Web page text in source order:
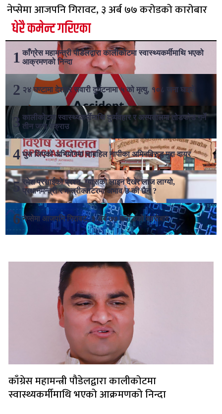
नेप्सेमा आजपनि गिरावट, ३ अर्ब ७७ करोडको कारोबार
धेरै कमेन्ट गरिएका
काँग्रेस महामन्त्री पौडेलद्वारा कालीकोटमा स्वास्थ्यकर्मीमाथि भएको
आक्रमणको निन्दा
२४ घण्टामा देशभर सवारी दुर्घटनामा ५ को मृत्यु, १०८ जना घाइते
कालीकोटमा स्वास्थ्यकर्मीमाथि दुर्व्यवहार र अस्पतालमा तोडफोड गर्ने
तीन जना पक्राउ
घुस लिएको अभियोगमा चाबहिल नापीका अमिनविरुद्ध मुद्दा दायर
रमेश प्रसाईको प्रश्न- ग्यासको लाइन देखेर लाज लाग्यो,
प्रधानमन्त्री र मन्त्रीक्वाटरमा अभाव छ की छैन ?
नेप्सेमा आजपनि गिरावट, ३ अर्ब ७७ करोडको कारोबार
काँग्रेस महामन्त्री पौडेलद्वारा कालीकोटमा
स्वास्थ्यकर्मीमाथि भएको आक्रमणको निन्दा